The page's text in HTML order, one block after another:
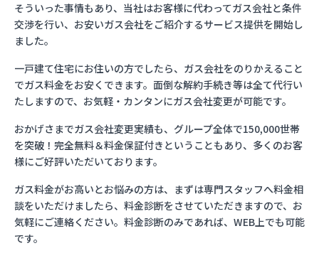
そういった事情もあり、当社はお客様に代わってガス会社と条件
交渉を行い、お安いガス会社をご紹介するサービス提供を開始し
ました。
一戸建て住宅にお住いの方でしたら、ガス会社をのりかえること
でガス料金をお安くできます。面倒な解約手続き等は全て代行い
たしますので、お気軽・カンタンにガス会社変更が可能です。
おかげさまでガス会社変更実績も、グループ全体で150,000世帯
を突破！完全無料＆料金保証付きということもあり、多くのお客
様にご好評いただいております。
ガス料金がお高いとお悩みの方は、まずは専門スタッフへ料金相
談をいただけましたら、料金診断をさせていただきますので、お
気軽にご連絡ください。料金診断のみであれば、WEB上でも可能
です。